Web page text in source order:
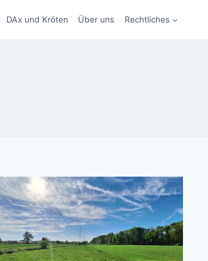
DAx und Kröten Über uns Rechtliches